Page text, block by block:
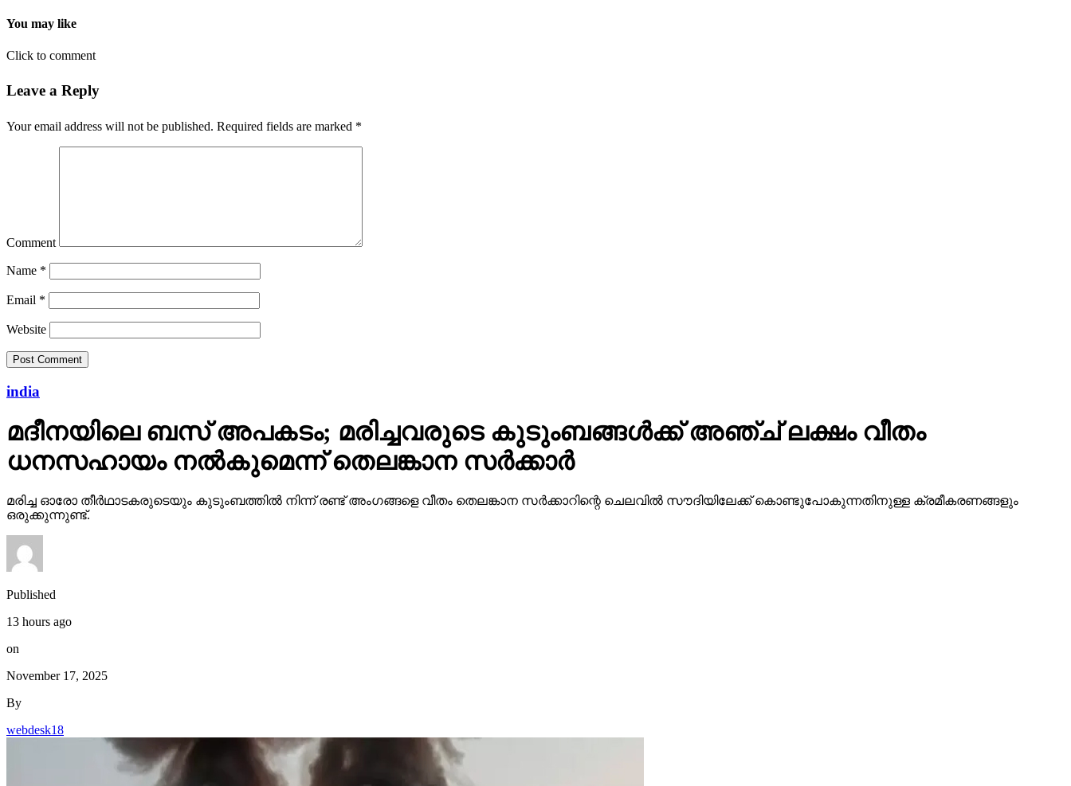
You may like
Click to comment
Leave a Reply
Your email address will not be published. Required fields are marked *
Comment
Name *
Email *
Website
india
മദീനയിലെ ബസ് അപകടം; മരിച്ചവരുടെ കുടുംബങ്ങള്‍ക്ക് അഞ്ച് ലക്ഷം വീതം
ധനസഹായം നല്‍കുമെന്ന് തെലങ്കാന സര്‍ക്കാര്‍
മരിച്ച ഓരോ തീര്‍ഥാടകരുടെയും കുടുംബത്തില്‍ നിന്ന് രണ്ട് അംഗങ്ങളെ വീതം തെലങ്കാന സര്‍ക്കാറിന്റെ ചെലവില്‍ സൗദിയിലേക്ക് കൊണ്ടുപോകുന്നതിനുള്ള ക്രമീകരണങ്ങളും
ഒരുക്കുന്നുണ്ട്.
Published
13 hours ago
on
November 17, 2025
By
webdesk18